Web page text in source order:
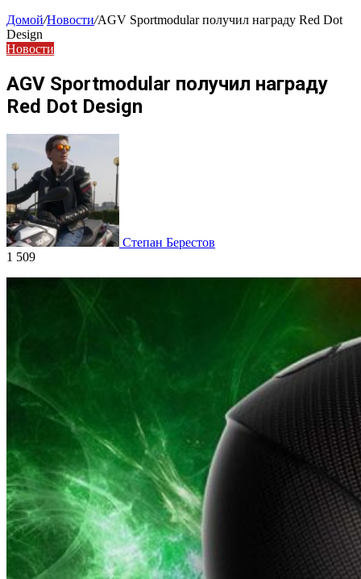
Домой/Новости/AGV Sportmodular получил награду Red Dot
Design
Новости
AGV Sportmodular получил награду
Red Dot Design
Степан Берестов
1 509